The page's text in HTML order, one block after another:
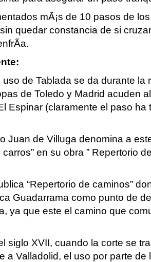
mÃ¡s de 10 pasos de
quedar constancia de si
uso de Tablada se da durante la
de Toledo y Madrid acuden
Espinar (claramente el paso ha
Juan de Villuga denomina a
en su obra ” Repertorio
“Repertorio de caminos”
Guadarrama como punto de
ya que este el camino que
siglo XVII, cuando la corte se
a Valladolid, el uso por parte de